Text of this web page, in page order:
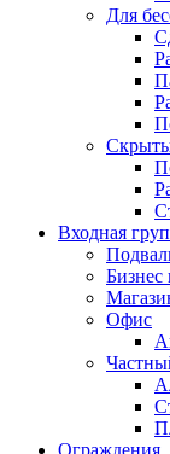
Для
Входная
Бизнес
Офис
Ограждения